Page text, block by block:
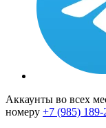
Аккаунты во всех
номеру +7 (985) 189-